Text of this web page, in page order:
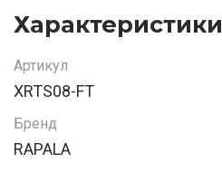
Характеристики
Артикул
XRTS08-FT
Бренд
RAPALA